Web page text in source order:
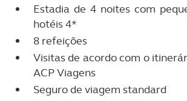
Estadia de 4 noites com
hotéis 4*
8 refeições
Visitas de acordo com o
ACP Viagens
Seguro de viagem standard